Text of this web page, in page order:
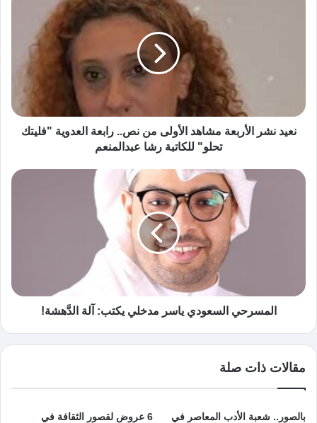
نعيد نشر الأربعة مشاهد الأولى من نص.. رابعة العدوية "فليتك
تحلو" للكاتبة رشا عبدالمنعم
المسرحي السعودي ياسر مدخلي يكتب: آلة الدَّهشة!
مقالات ذات صلة
بالصور.. شعبة الأدب المعاصر في
6 عروض لقصور الثقافة في